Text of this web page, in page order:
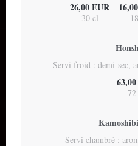
26,00 EUR
30 cl
Servi froid : demi-sec,
Servi chambré :